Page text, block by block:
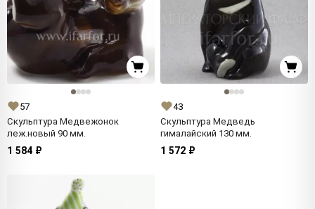
57
Скульптура Медвежонок
леж.новый 90 мм.
1 584 ₽
43
Скульптура Медведь
гималайский 130 мм.
1 572 ₽